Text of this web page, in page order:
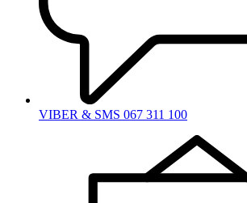
VIBER & SMS 067 311 100